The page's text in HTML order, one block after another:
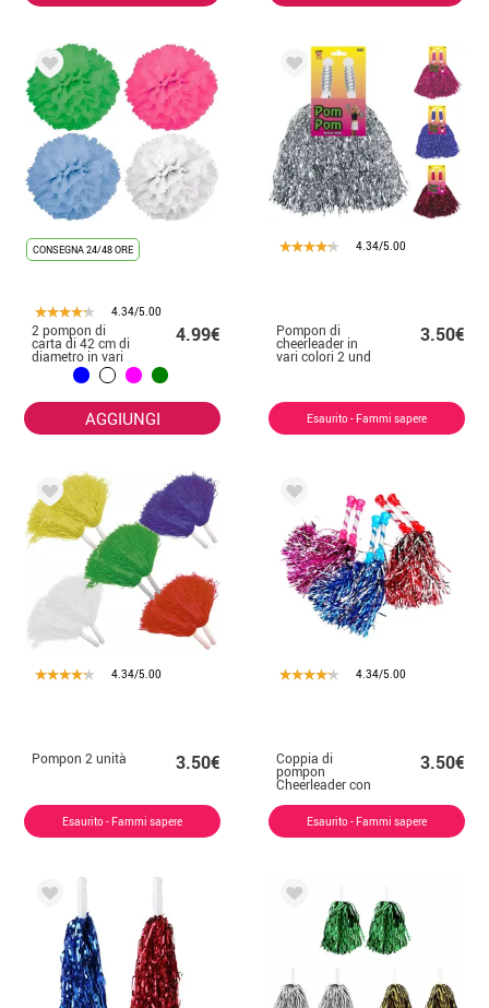
CONSEGNA 24/48 ORE
4.34/5.00
2 pompon di
carta di 42 cm di
diametro in vari
4.99€
AGGIUNGI
4.34/5.00
Pompon di
cheerleader in
vari colori 2 und
3.50€
Esaurito - Fammi sapere
4.34/5.00
Pompon 2 unità 3.50€
Esaurito - Fammi sapere
4.34/5.00
Coppia di
pompon
Cheerleader con
decorata
3.50€
Esaurito - Fammi sapere